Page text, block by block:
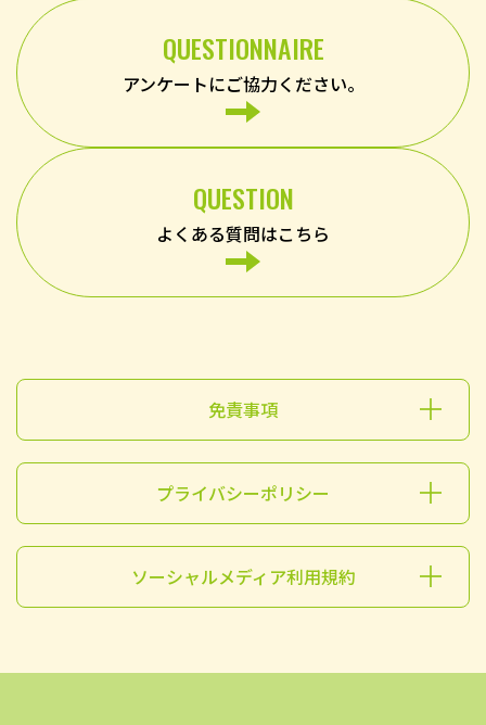
QUESTIONNAIRE
アンケートにご協力ください。
QUESTION
よくある質問はこちら
免責事項
プライバシーポリシー
ソーシャルメディア利用規約